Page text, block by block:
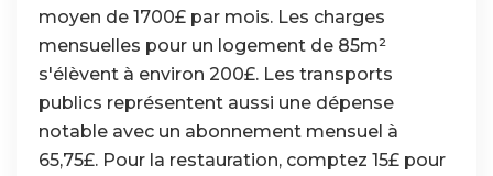
moyen de 1700£ par mois. Les charges
mensuelles pour un logement de 85m²
s'élèvent à environ 200£. Les transports
publics représentent aussi une dépense
notable avec un abonnement mensuel à
65,75£. Pour la restauration, comptez 15£ pour